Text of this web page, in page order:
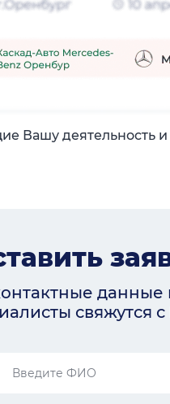
Вашу деятельность и
свяжутся